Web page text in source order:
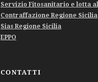
Servizio Fitosanitario e lotta
Contraffazione Regione Sicilia
Sias Regione Sicilia
EPPO
CONTATTI